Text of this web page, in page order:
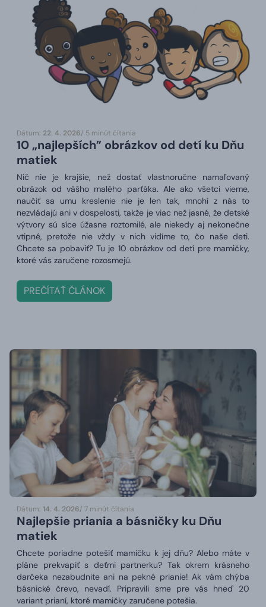
Dátum: 22. 4. 2026/ 5 minút čítania
10 „najlepších” obrázkov od detí ku Dňu
matiek
Nič nie je krajšie, než dostať vlastnoručne namaľovaný
obrázok od vášho malého parťáka. Ale ako všetci vieme,
naučiť sa umu kreslenie nie je len tak, mnohí z nás to
nezvládajú ani v dospelosti, takže je viac než jasné, že detské
výtvory sú síce úžasne roztomilé, ale niekedy aj nekonečne
vtipné, pretože nie vždy v nich vidíme to, čo naše deti.
Chcete sa pobaviť? Tu je 10 obrázkov od detí pre mamičky,
ktoré vás zaručene rozosmejú.
PREČÍTAŤ ČLÁNOK
Dátum: 14. 4. 2026/ 7 minút čítania
Najlepšie priania a básničky ku Dňu
matiek
Chcete poriadne potešiť mamičku k jej dňu? Alebo máte v
pláne prekvapiť s deťmi partnerku? Tak okrem krásneho
darčeka nezabudnite ani na pekné prianie! Ak vám chýba
básnické črevo, nevadí. Pripravili sme pre vás hneď 20
variant prianí, ktoré mamičky zaručene potešia.